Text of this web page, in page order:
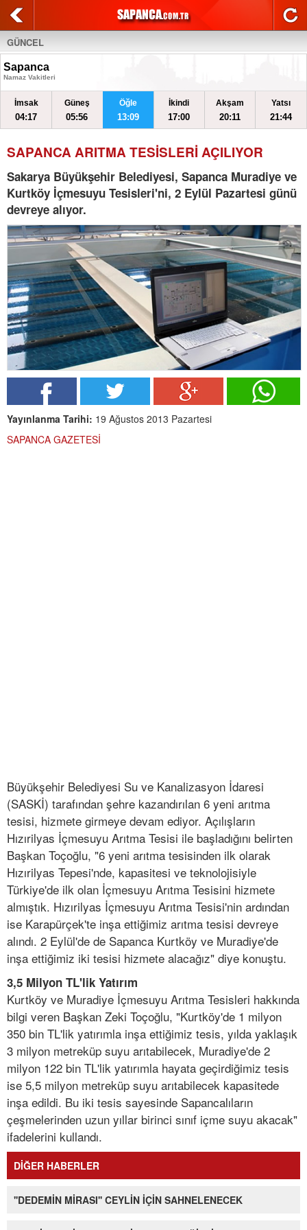
GÜNCEL
Sapanca
Namaz Vakitleri
İmsak
04:17
Güneş
05:56
Öğle
13:09
İkindi
17:00
Akşam
20:11
Yatsı
21:44
SAPANCA ARITMA TESİSLERİ AÇILIYOR
Sakarya Büyükşehir Belediyesi, Sapanca Muradiye ve
Kurtköy İçmesuyu Tesisleri'ni, 2 Eylül Pazartesi günü
devreye alıyor.
Yayınlanma Tarihi: 19 Ağustos 2013 Pazartesi
SAPANCA GAZETESİ
Büyükşehir Belediyesi Su ve Kanalizasyon İdaresi
(SASKİ) tarafından şehre kazandırılan 6 yeni arıtma
tesisi, hizmete girmeye devam ediyor. Açılışların
Hızırilyas İçmesuyu Arıtma Tesisi ile başladığını belirten
Başkan Toçoğlu, "6 yeni arıtma tesisinden ilk olarak
Hızırilyas Tepesi'nde, kapasitesi ve teknolojisiyle
Türkiye'de ilk olan İçmesuyu Arıtma Tesisini hizmete
almıştık. Hızırilyas İçmesuyu Arıtma Tesisi'nin ardından
ise Karapürçek'te inşa ettiğimiz arıtma tesisi devreye
alındı. 2 Eylül'de de Sapanca Kurtköy ve Muradiye'de
inşa ettiğimiz iki tesisi hizmete alacağız" diye konuştu.
3,5 Milyon TL'lik Yatırım
Kurtköy ve Muradiye İçmesuyu Arıtma Tesisleri hakkında
bilgi veren Başkan Zeki Toçoğlu, "Kurtköy'de 1 milyon
350 bin TL'lik yatırımla inşa ettiğimiz tesis, yılda yaklaşık
3 milyon metreküp suyu arıtabilecek, Muradiye'de 2
milyon 122 bin TL'lik yatırımla hayata geçirdiğimiz tesis
ise 5,5 milyon metreküp suyu arıtabilecek kapasitede
inşa edildi. Bu iki tesis sayesinde Sapancalıların
çeşmelerinden uzun yıllar birinci sınıf içme suyu akacak"
ifadelerini kullandı.
DİĞER HABERLER
''DEDEMİN MİRASI'' CEYLİN İÇİN SAHNELENECEK